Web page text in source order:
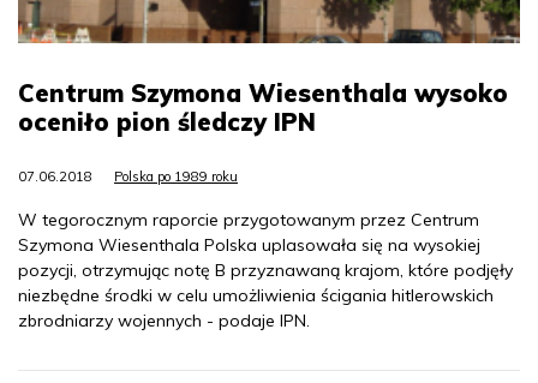
Centrum Szymona Wiesenthala wysoko
oceniło pion śledczy IPN
07.06.2018 Polska po 1989 roku
W tegorocznym raporcie przygotowanym przez Centrum
Szymona Wiesenthala Polska uplasowała się na wysokiej
pozycji, otrzymując notę B przyznawaną krajom, które podjęły
niezbędne środki w celu umożliwienia ścigania hitlerowskich
zbrodniarzy wojennych - podaje IPN.